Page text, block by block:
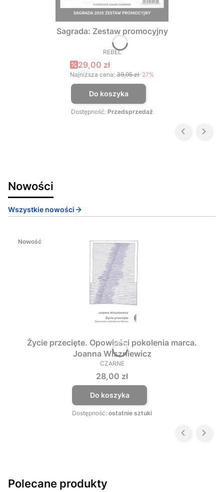
Sagrada: Zestaw promocyjny
PRODUCENT
REBEL
Cena promocyjna
29,00 zł
Najniższa cena: 39,95 zł-27%
Do koszyka
Dostępność: Przedsprzedaż
Nowości
Wszystkie nowości
Nowość
Życie przecięte. Opowieści pokolenia marca.
Joanna Wiszniewicz
PRODUCENT
CZARNE
Cena
28,00 zł
Do koszyka
Dostępność: ostatnie sztuki
Polecane produkty